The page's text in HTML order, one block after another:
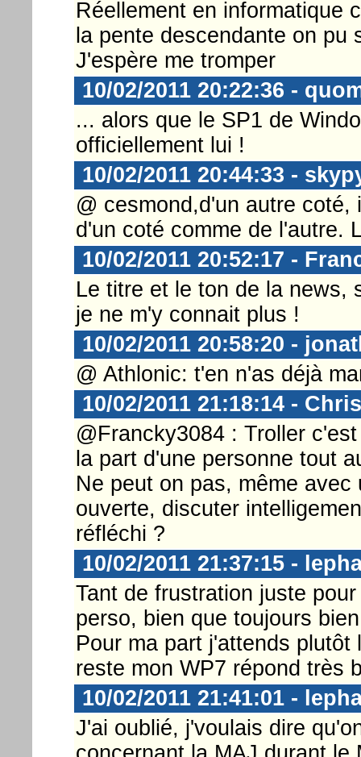
Réellement en informatique
la pente descendante on
J'espère me tromper
10/02/2011 20:22:36 -
... alors que le SP1 de
officiellement lui !
10/02/2011 20:44:33 -
@ cesmond,d'un autre
d'un coté comme de l'autre.
10/02/2011 20:52:17 -
Le titre et le ton de la news,
je ne m'y connait plus !
10/02/2011 20:58:20 -
@ Athlonic: t'en n'as déjà
10/02/2011 21:18:14 -
@Francky3084 : Troller
la part d'une personne tout
Ne peut on pas, même
ouverte, discuter
réfléchi ?
10/02/2011 21:37:15 -
Tant de frustration juste
perso, bien que toujours
Pour ma part j'attends
reste mon WP7 répond très
10/02/2011 21:41:01 -
J'ai oublié, j'voulais dire